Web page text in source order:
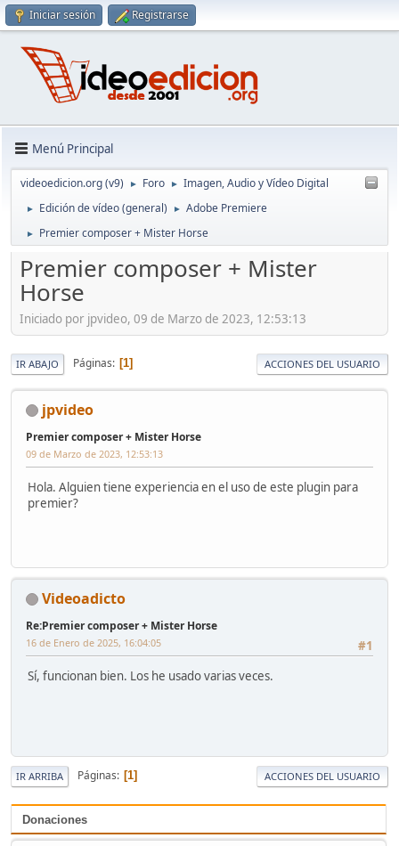
Iniciar sesión Registrarse
Menú Principal
videoedicion.org (v9) ► Foro ► Imagen, Audio y Vídeo Digital
► Edición de vídeo (general) ► Adobe Premiere
► Premier composer + Mister Horse
Donaciones
Premier composer + Mister
Horse
Iniciado por jpvideo, 09 de Marzo de 2023, 12:53:13
IR ABAJO Páginas 1 ACCIONES DEL USUARIO
jpvideo
Premier composer + Mister Horse
09 de Marzo de 2023, 12:53:13
Hola. Alguien tiene experiencia en el uso de este plugin para
premier?
Videoadicto
Re:Premier composer + Mister Horse
#1
16 de Enero de 2025, 16:04:05
Sí, funcionan bien. Los he usado varias veces.
IR ARRIBA Páginas 1 ACCIONES DEL USUARIO